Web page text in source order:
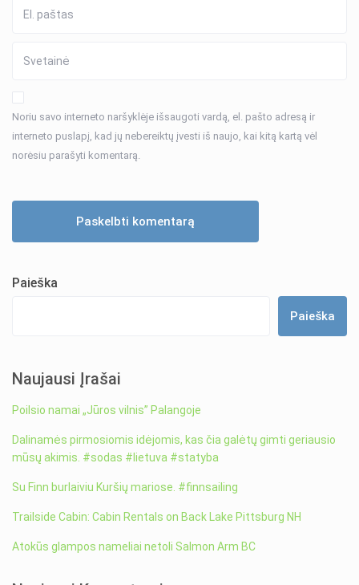
Noriu savo interneto naršyklėje išsaugoti vardą, el. pašto adresą ir
interneto puslapį, kad jų nebereiktų įvesti iš naujo, kai kitą kartą vėl
norėsiu parašyti komentarą.
Paieška
Paieška
Naujausi Įrašai
Poilsio namai „Jūros vilnis” Palangoje
Dalinamės pirmosiomis idėjomis, kas čia galėtų gimti geriausio
mūsų akimis. #sodas #lietuva #statyba
Su Finn burlaiviu Kuršių mariose. #finnsailing
Trailside Cabin: Cabin Rentals on Back Lake Pittsburg NH
Atokūs glampos nameliai netoli Salmon Arm BC